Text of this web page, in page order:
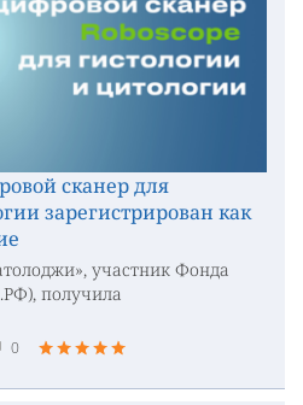
сканер для
зарегистрирован как
участник Фонда
получила
0